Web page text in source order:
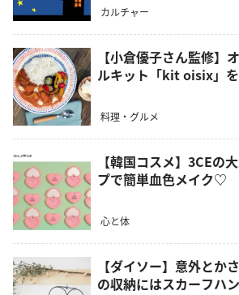
カルチャー
【小倉優子さん監修】
ルキット「kit oisix」を
料理・グルメ
【韓国コスメ】3CEの
プで簡単血色メイク♡
心と体
【ダイソー】意外とか
の収納にはスカーフハ